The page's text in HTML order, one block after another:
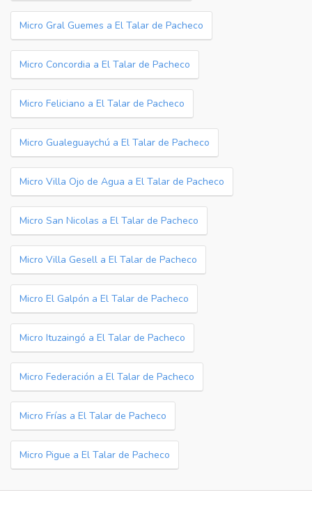
Micro Gral Guemes a El Talar de Pacheco
Micro Concordia a El Talar de Pacheco
Micro Feliciano a El Talar de Pacheco
Micro Gualeguaychú a El Talar de Pacheco
Micro Villa Ojo de Agua a El Talar de Pacheco
Micro San Nicolas a El Talar de Pacheco
Micro Villa Gesell a El Talar de Pacheco
Micro El Galpón a El Talar de Pacheco
Micro Ituzaingó a El Talar de Pacheco
Micro Federación a El Talar de Pacheco
Micro Frías a El Talar de Pacheco
Micro Pigue a El Talar de Pacheco